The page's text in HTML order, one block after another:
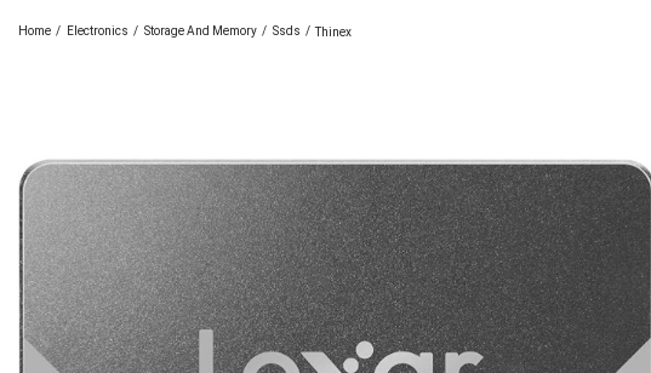
Home / Electronics / Storage And Memory / Ssds / Thinex